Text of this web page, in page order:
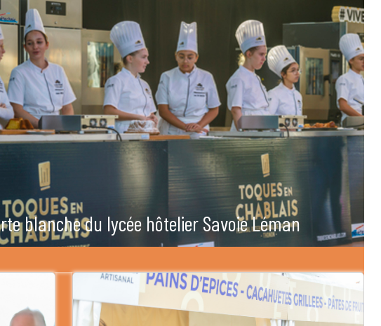
blanche du lycée hôtelier Savoie Léman